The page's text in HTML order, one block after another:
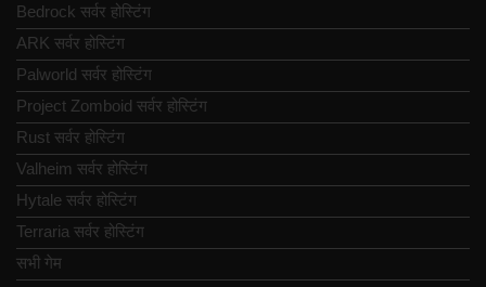
Bedrock सर्वर होस्टिंग
ARK सर्वर होस्टिंग
Palworld सर्वर होस्टिंग
Project Zomboid सर्वर होस्टिंग
Rust सर्वर होस्टिंग
Valheim सर्वर होस्टिंग
Hytale सर्वर होस्टिंग
Terraria सर्वर होस्टिंग
सभी गेम